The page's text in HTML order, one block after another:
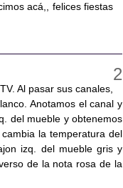
acá,, felices fiestas
Al pasar sus canales,
Anotamos el canal y
del mueble y obtenemos
la temperatura del
izq. del mueble gris y
de la nota rosa de la